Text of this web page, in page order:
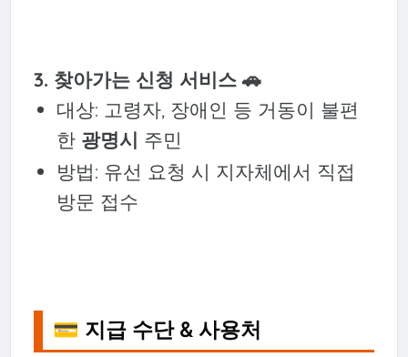
3. 찾아가는 신청 서비스 🚗
대상: 고령자, 장애인 등 거동이 불편
한 광명시 주민
방법: 유선 요청 시 지자체에서 직접
방문 접수
💳 지급 수단 & 사용처